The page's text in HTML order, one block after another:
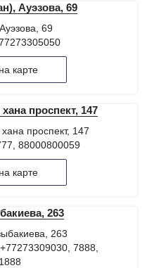
Ауэзова, 69
69
карте
проспект, 147
проспект, 147
88000800059
карте
263
263
7888,